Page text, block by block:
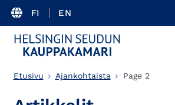
FI EN
Etusivu Ajankohtaista Page 2